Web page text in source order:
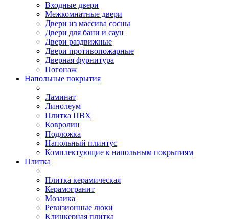
Входные двери
Межкомнатные двери
Двери из массива сосны
Двери для бани и саун
Двери раздвижные
Двери противопожарные
Дверная фурнитура
Погонаж
Напольные покрытия
Ламинат
Линолеум
Плитка ПВХ
Ковролин
Подложка
Напольный плинтус
Комплектующие к напольным покрытиям
Плитка
Плитка керамическая
Керамогранит
Мозаика
Ревизионные люки
Клинкерная плитка